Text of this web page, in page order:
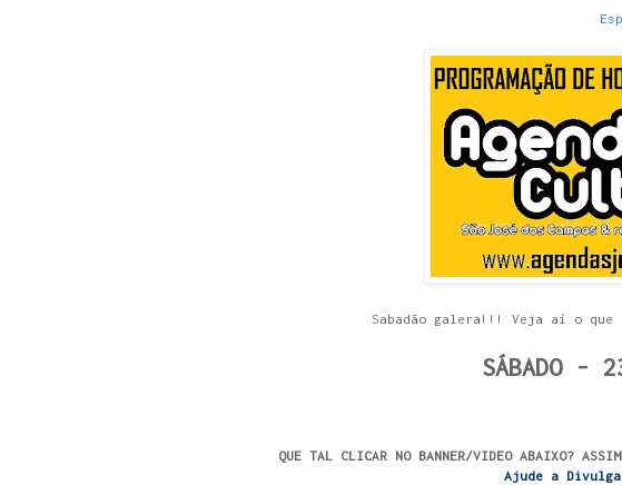
Sabadão galera!!! Veja aí o
SÁBADO -
QUE TAL CLICAR NO BANNER/VIDEO ABAIXO?
Ajude a